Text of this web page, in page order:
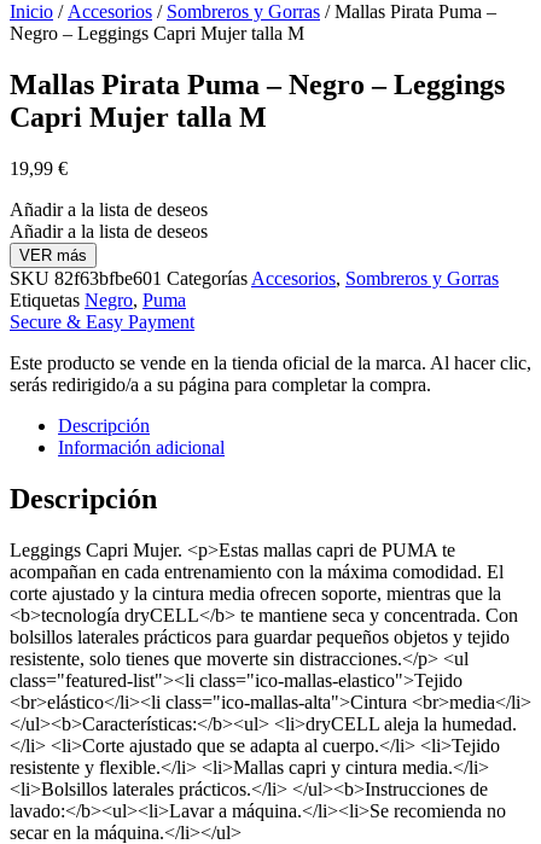
Inicio / Accesorios / Sombreros y Gorras / Mallas Pirata Puma –
Negro – Leggings Capri Mujer talla M
Mallas Pirata Puma – Negro – Leggings
Capri Mujer talla M
19,99 €
Añadir a la lista de deseos
Añadir a la lista de deseos
VER más
SKU 82f63bfbe601 Categorías Accesorios, Sombreros y Gorras
Etiquetas Negro, Puma
Secure & Easy Payment
Este producto se vende en la tienda oficial de la marca. Al hacer clic,
serás redirigido/a a su página para completar la compra.
Descripción
Información adicional
Descripción
Leggings Capri Mujer. <p>Estas mallas capri de PUMA te
acompañan en cada entrenamiento con la máxima comodidad. El
corte ajustado y la cintura media ofrecen soporte, mientras que la
<b>tecnología dryCELL</b> te mantiene seca y concentrada. Con
bolsillos laterales prácticos para guardar pequeños objetos y tejido
resistente, solo tienes que moverte sin distracciones.</p> <ul
class="featured-list"><li class="ico-mallas-elastico">Tejido
<br>elástico</li><li class="ico-mallas-alta">Cintura <br>media</li>
</ul><b>Características:</b><ul> <li>dryCELL aleja la humedad.
</li> <li>Corte ajustado que se adapta al cuerpo.</li> <li>Tejido
resistente y flexible.</li> <li>Mallas capri y cintura media.</li>
<li>Bolsillos laterales prácticos.</li> </ul><b>Instrucciones de
lavado:</b><ul><li>Lavar a máquina.</li><li>Se recomienda no
secar en la máquina.</li></ul>